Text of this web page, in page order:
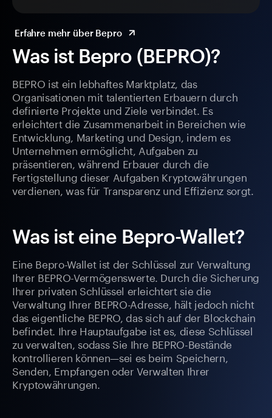
Was ist Bepro (BEPRO)?
BEPRO ist ein lebhaftes Marktplatz, das
Organisationen mit talentierten Erbauern durch
definierte Projekte und Ziele verbindet. Es
erleichtert die Zusammenarbeit in Bereichen wie
Entwicklung, Marketing und Design, indem es
Unternehmen ermöglicht, Aufgaben zu
präsentieren, während Erbauer durch die
Fertigstellung dieser Aufgaben Kryptowährungen
verdienen, was für Transparenz und Effizienz sorgt.
Was ist eine Bepro-Wallet?
Eine Bepro-Wallet ist der Schlüssel zur Verwaltung
Ihrer BEPRO-Vermögenswerte. Durch die Sicherung
Ihrer privaten Schlüssel erleichtert sie die
Verwaltung Ihrer BEPRO-Adresse, hält jedoch nicht
das eigentliche BEPRO, das sich auf der Blockchain
befindet. Ihre Hauptaufgabe ist es, diese Schlüssel
zu verwalten, sodass Sie Ihre BEPRO-Bestände
kontrollieren können—sei es beim Speichern,
Senden, Empfangen oder Verwalten Ihrer
Kryptowährungen.
Erfahre mehr über Bepro